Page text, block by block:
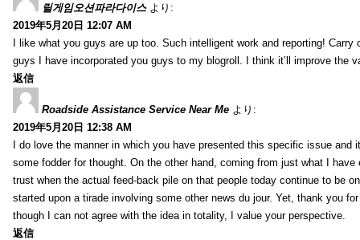
릴게임오션파라다이스 より:
2019年5月20日 12:07 AM
I like what you guys are up too. Such intelligent work and reporting! Carry
guys I have incorporated you guys to my blogroll. I think it’ll improve the
返信
Roadside Assistance Service Near Me より:
2019年5月20日 12:38 AM
I do love the manner in which you have presented this specific issue and
some fodder for thought. On the other hand, coming from just what I have
trust when the actual feed-back pile on that people today continue to be
started upon a tirade involving some other news du jour. Yet, thank you
though I can not agree with the idea in totality, I value your perspective.
返信